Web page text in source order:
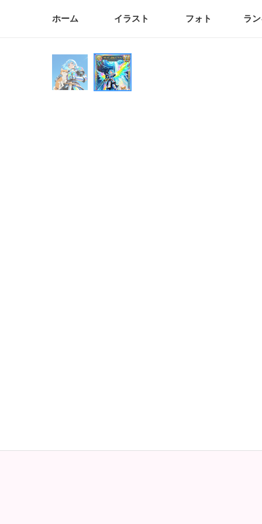
ホーム イラスト フォト ラ